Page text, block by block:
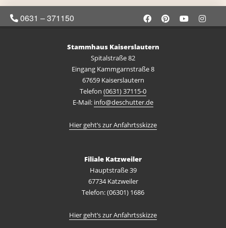
0631 – 371150
Stammhaus Kaiserslautern
Spitalstraße 82
Eingang Kammgarnstraße 8
67659 Kaiserslautern
Telefon (0631) 37115-0
E-Mail: info@deschutter.de
Hier geht’s zur Anfahrtsskizze
Filiale Katzweiler
Hauptstraße 39
67734 Katzweiler
Telefon: (06301) 1686
Hier geht’s zur Anfahrtsskizze